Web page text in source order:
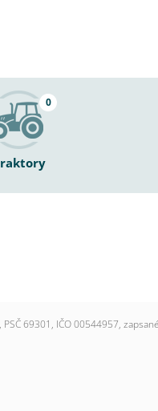
0
69301, IČO 00544957,